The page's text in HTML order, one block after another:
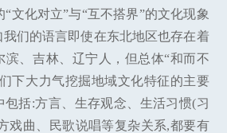
“文化对立”与“互不搭界”的文化现象
们的语言即使在东北地区也存在着
滨、吉林、辽宁人，但总体“和而不
下大力气挖掘地域文化特征的主要
包括:方言、生存观念、生活习惯(习
戏曲、民歌说唱等复杂关系,都要有